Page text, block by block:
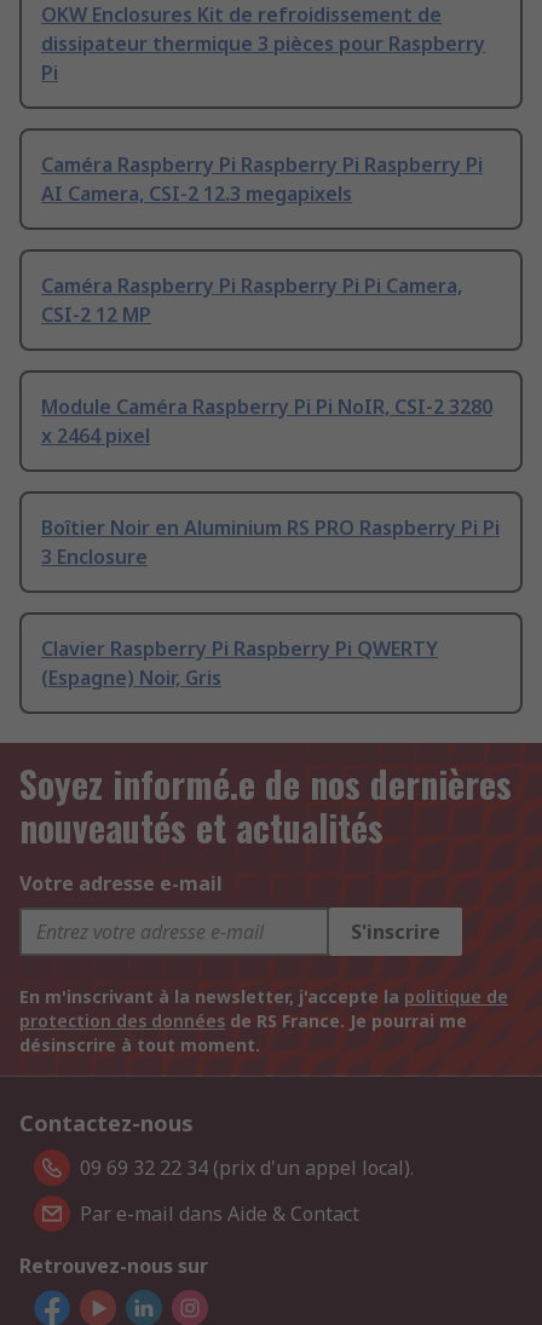
OKW Enclosures Kit de refroidissement de
dissipateur thermique 3 pièces pour Raspberry
Pi
Caméra Raspberry Pi Raspberry Pi Raspberry Pi
AI Camera, CSI-2 12.3 megapixels
Caméra Raspberry Pi Raspberry Pi Pi Camera,
CSI-2 12 MP
Module Caméra Raspberry Pi Pi NoIR, CSI-2 3280
x 2464 pixel
Boîtier Noir en Aluminium RS PRO Raspberry Pi Pi
3 Enclosure
Clavier Raspberry Pi Raspberry Pi QWERTY
(Espagne) Noir, Gris
Soyez informé.e de nos dernières
nouveautés et actualités
Votre adresse e-mail
S'inscrire
En m'inscrivant à la newsletter, j'accepte la politique de
protection des données de RS France. Je pourrai me
désinscrire à tout moment.
Contactez-nous
09 69 32 22 34 (prix d'un appel local).
Par e-mail dans Aide & Contact
Retrouvez-nous sur